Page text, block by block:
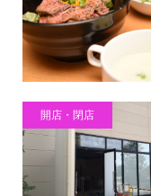
開店・閉店